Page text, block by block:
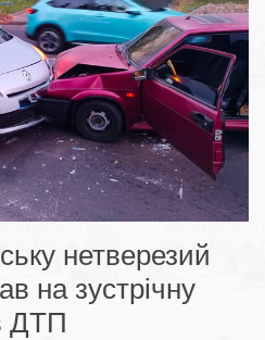
нетверезий
на зустрічну
ДТП